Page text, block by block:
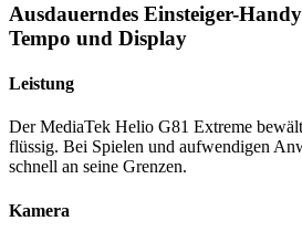
Ausdauerndes Einsteiger-
Tempo und Display
Leistung
Der MediaTek Helio G81 Extreme
flüssig. Bei Spielen und aufwendigen
schnell an seine Grenzen.
Kamera